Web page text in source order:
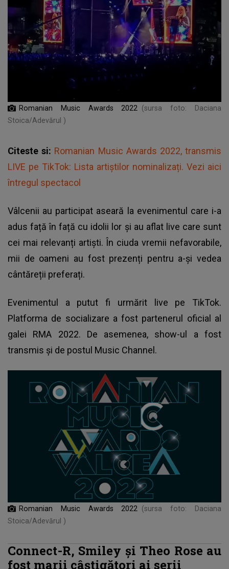
Romanian Music Awards 2022
(sursa foto: Daciana
Stoica/Adevărul )
Citeste si: Romanian Music Awards 2022, transmis
LIVE pe TikTok: Lista artiștilor nominalizați. Vezi aici
întregul spectacol
Vâlcenii au participat aseară la evenimentul care i-a
adus față în față cu idolii lor și au aflat live care sunt
cei mai relevanți artiști. În ciuda vremii nefavorabile,
mii de oameni au fost prezenți pentru a-și vedea
cântăreții preferați.
Evenimentul a putut fi urmărit live pe TikTok.
Platforma de socializare a fost partenerul oficial al
galei RMA 2022. De asemenea, show-ul a fost
transmis și de postul Music Channel.
Romanian Music Awards 2022 (sursa foto: Daciana
Stoica/Adevărul )
Connect-R, Smiley și Theo Rose au
fost marii câștigători ai serii